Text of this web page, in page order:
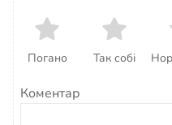
Погано Так собі
Коментар